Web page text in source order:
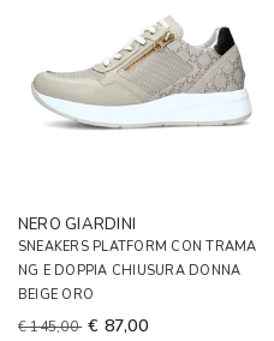
NERO GIARDINI
SNEAKERS PLATFORM CON TRAMA
NG E DOPPIA CHIUSURA DONNA
BEIGE ORO
€ 145,00 € 87,00